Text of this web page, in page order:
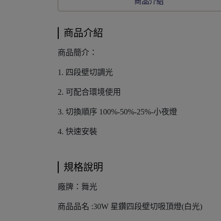
商品介紹
商品簡介：
1. 四段壁切調光
2. 可配合環境使用
3. 切換順序 100%-50%-25%-小夜燈
4. 快速安裝
規格說明
廠牌：舞光
商品品名 :30W 星鑽四段壁切吸頂燈(白光)